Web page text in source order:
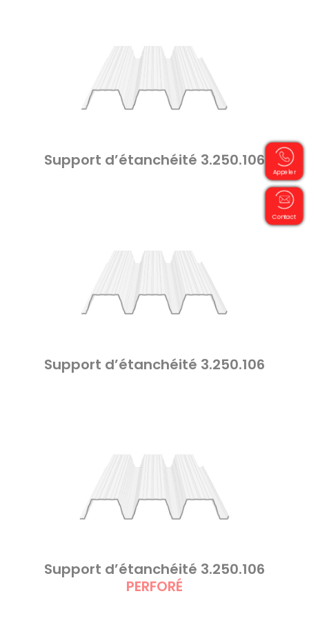
Support d’étanchéité 3.250.106
Support d’étanchéité 3.250.106
Support d’étanchéité 3.250.106
PERFORÉ
Appeler
Contact